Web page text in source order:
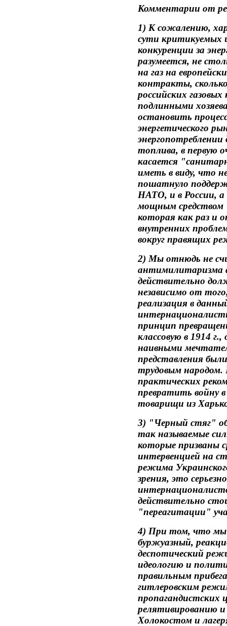
Комментарии от
1) К сожалению,
сути критикуемых
конкуренции за
разумеется, не
на газ на
контракты,
российских
подлинными
остановить
энергетического
топлива, в первую
касается
иметь в виду, что
пошатнуло
НАТО, и в России, а
мощным средством
которая как раз и
внутренних
вокруг правящих
2) Мы отнюдь не
антимилитаризма
действительно
независимо от
реализация в
принцип
классовую в 1914
наивными
представления
трудовым
практических
превратить войну
товарищи из
3) "Черный стяг"
так называемые
которые призваны
интервенцией на
режима
зрения, это
действительно
"переагитации"
4) При том, что мы
буржуазный,
деспотический
идеологию и
правильным
гитлеровским
пропагандистских
релятивированию и
Холокостом и